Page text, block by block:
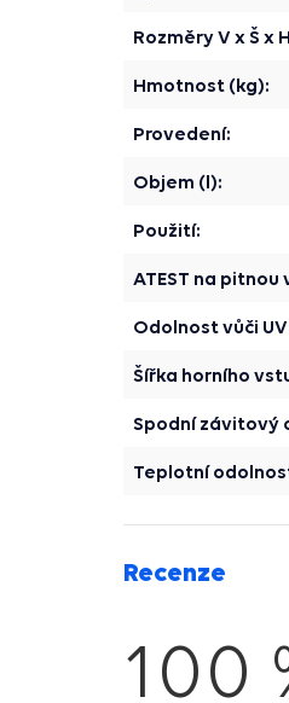
Rozměry V x Š x
Hmotnost (kg):
Provedení:
Objem (l):
Použití:
ATEST na pitnou
Odolnost vůči
Šířka horního
Spodní závitový
Teplotní
Recenze
100